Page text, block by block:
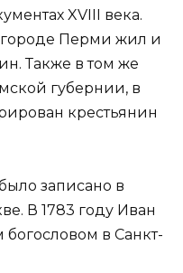
XVIII века.
городе Перми жил и
Также в том же
губернии, в
крестьянин
записано в
В 1783 году Иван
в Санкт-